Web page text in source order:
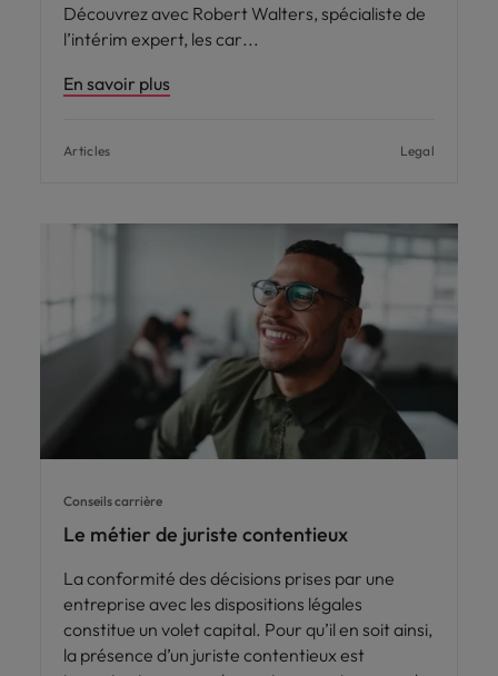
Découvrez avec Robert Walters, spécialiste de
l’intérim expert, les car
En savoir plus
Articles Legal
Conseils carrière
Le métier de juriste contentieux
La conformité des décisions prises par une
entreprise avec les dispositions légales
constitue un volet capital. Pour qu’il en soit ainsi,
la présence d’un juriste contentieux est